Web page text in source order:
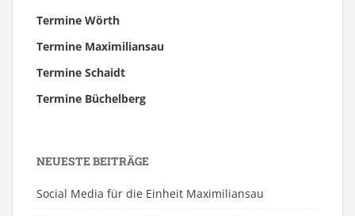
Termine Wörth
Termine Maximiliansau
Termine Schaidt
Termine Büchelberg
NEUESTE BEITRÄGE
Social Media für die Einheit Maximiliansau